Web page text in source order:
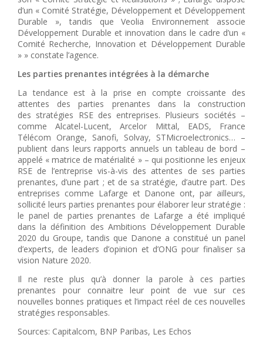
d’un « Comité Stratégie, Développement et Développement
Durable », tandis que Veolia Environnement associe
Développement Durable et innovation dans le cadre d’un «
Comité Recherche, Innovation et Développement Durable
» » constate l’agence.
Les parties prenantes intégrées à la démarche
La tendance est à la prise en compte croissante des
attentes des parties prenantes dans la construction
des stratégies RSE des entreprises. Plusieurs sociétés –
comme Alcatel-Lucent, Arcelor Mittal, EADS, France
Télécom Orange, Sanofi, Solvay, STMicroelectronics… –
publient dans leurs rapports annuels un tableau de bord –
appelé « matrice de matérialité » – qui positionne les enjeux
RSE de l’entreprise vis-à-vis des attentes de ses parties
prenantes, d’une part ; et de sa stratégie, d’autre part. Des
entreprises comme Lafarge et Danone ont, par ailleurs,
sollicité leurs parties prenantes pour élaborer leur stratégie :
le panel de parties prenantes de Lafarge a été impliqué
dans la définition des Ambitions Développement Durable
2020 du Groupe, tandis que Danone a constitué un panel
d’experts, de leaders d’opinion et d’ONG pour finaliser sa
vision Nature 2020.
Il ne reste plus qu’à donner la parole à ces parties
prenantes pour connaitre leur point de vue sur ces
nouvelles bonnes pratiques et l’impact réel de ces nouvelles
stratégies responsables.
Sources: Capitalcom, BNP Paribas, Les Echos